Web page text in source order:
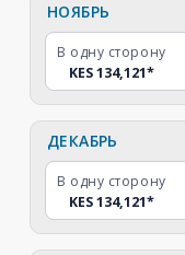
НОЯБРЬ
В одну сторону
KES 134,121*
ДЕКАБРЬ
В одну сторону
KES 134,121*